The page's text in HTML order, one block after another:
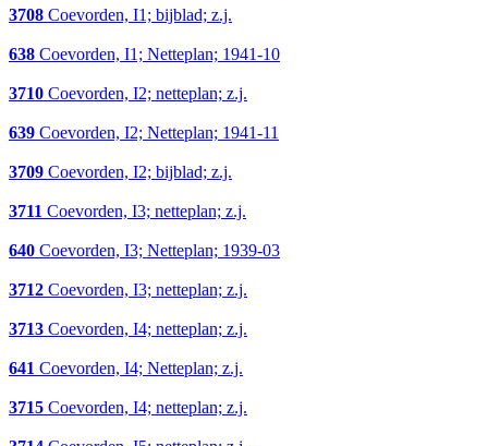
3708 Coevorden, I1; bijblad; z.j.
638 Coevorden, I1; Netteplan; 1941-10
3710 Coevorden, I2; netteplan; z.j.
639 Coevorden, I2; Netteplan; 1941-11
3709 Coevorden, I2; bijblad; z.j.
3711 Coevorden, I3; netteplan; z.j.
640 Coevorden, I3; Netteplan; 1939-03
3712 Coevorden, I3; netteplan; z.j.
3713 Coevorden, I4; netteplan; z.j.
641 Coevorden, I4; Netteplan; z.j.
3715 Coevorden, I4; netteplan; z.j.